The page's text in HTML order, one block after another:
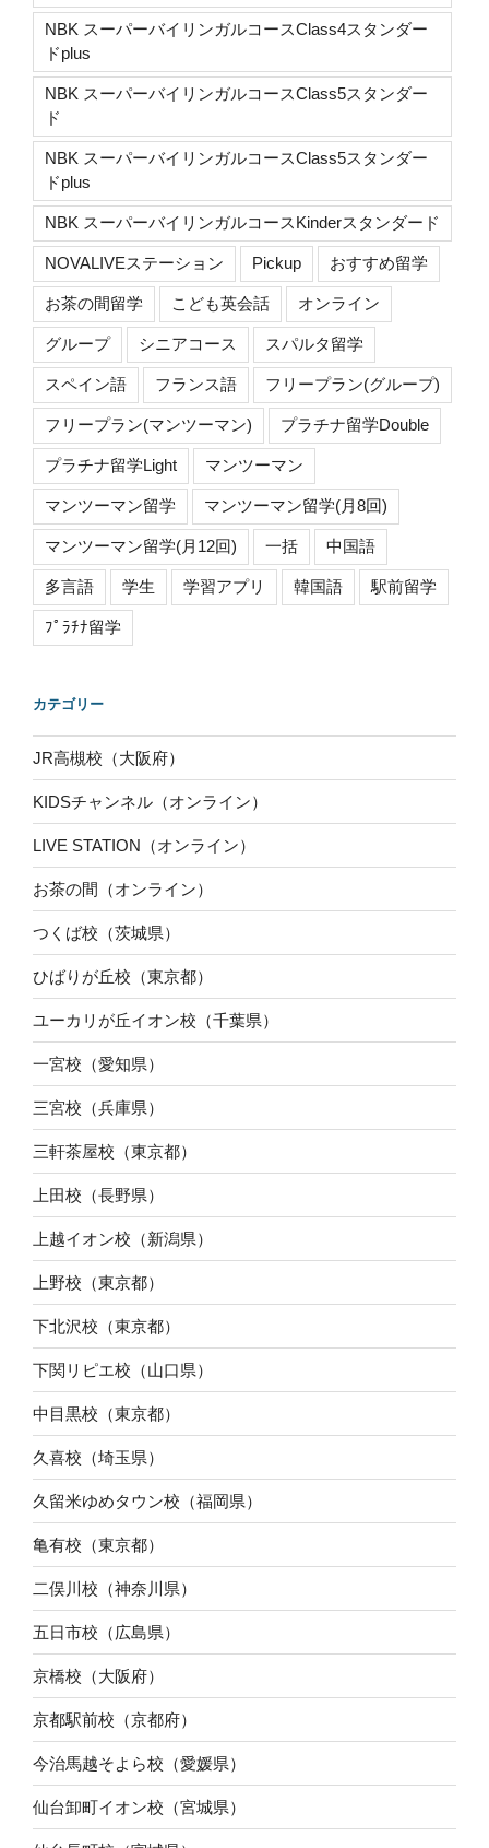
NBK スーパーバイリンガルコースClass4スタンダー
ドplus
NBK スーパーバイリンガルコースClass5スタンダー
ド
NBK スーパーバイリンガルコースClass5スタンダー
ドplus
NBK スーパーバイリンガルコースKinderスタンダード
NOVALIVEステーション Pickup おすすめ留学
お茶の間留学 こども英会話 オンライン
グループ シニアコース スパルタ留学
スペイン語 フランス語 フリープラン(グループ)
フリープラン(マンツーマン) プラチナ留学Double
プラチナ留学Light マンツーマン
マンツーマン留学 マンツーマン留学(月8回)
マンツーマン留学(月12回) 一括 中国語
多言語 学生 学習アプリ 韓国語 駅前留学
ﾌﾟﾗﾁﾅ留学
カテゴリー
JR高槻校（大阪府）
KIDSチャンネル（オンライン）
LIVE STATION（オンライン）
お茶の間（オンライン）
つくば校（茨城県）
ひばりが丘校（東京都）
ユーカリが丘イオン校（千葉県）
一宮校（愛知県）
三宮校（兵庫県）
三軒茶屋校（東京都）
上田校（長野県）
上越イオン校（新潟県）
上野校（東京都）
下北沢校（東京都）
下関リピエ校（山口県）
中目黒校（東京都）
久喜校（埼玉県）
久留米ゆめタウン校（福岡県）
亀有校（東京都）
二俣川校（神奈川県）
五日市校（広島県）
京橋校（大阪府）
京都駅前校（京都府）
今治馬越そよら校（愛媛県）
仙台卸町イオン校（宮城県）